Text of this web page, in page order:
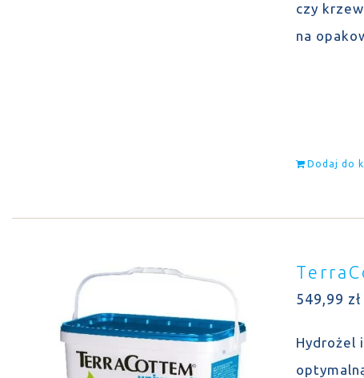
czy
na
Dodaj do
549,99 zł
Hydrożel